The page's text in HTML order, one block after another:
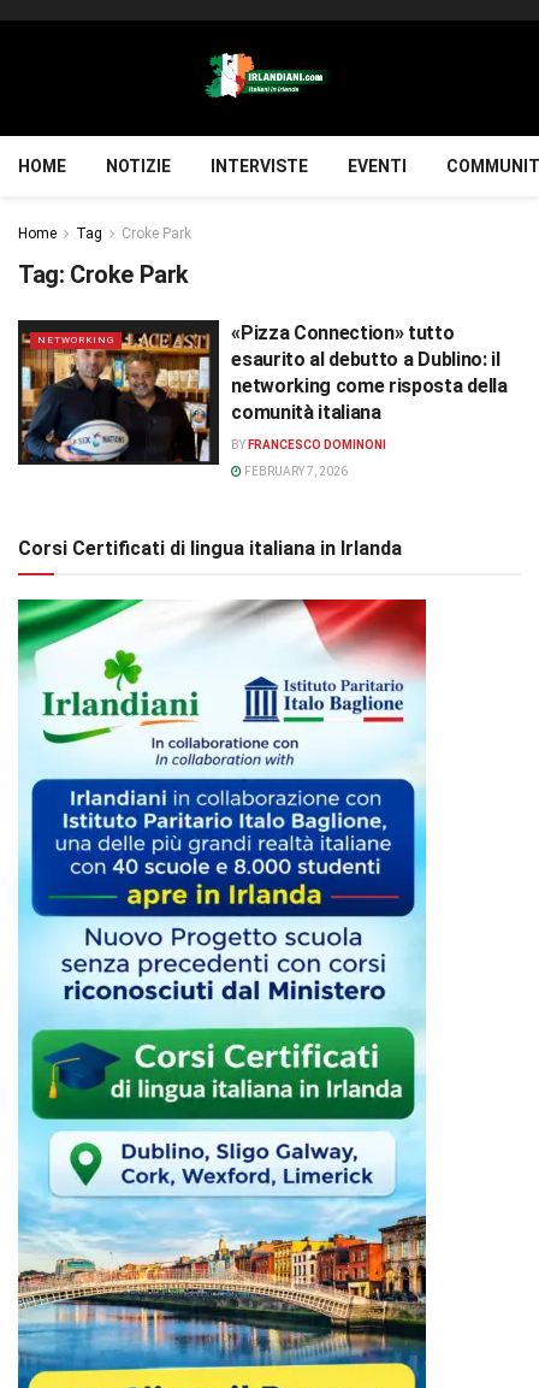
HOME NOTIZIE INTERVISTE EVENTI
Home Tag Croke Park
Tag: Croke Park
NETWORKING
«Pizza Connection» tutto
esaurito al debutto a Dublino: il
networking come risposta della
comunità italiana
BY FRANCESCO DOMINONI
FEBRUARY 7, 2026
Corsi Certificati di lingua italiana in Irlanda